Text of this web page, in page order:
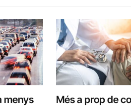
menys
Més a prop de